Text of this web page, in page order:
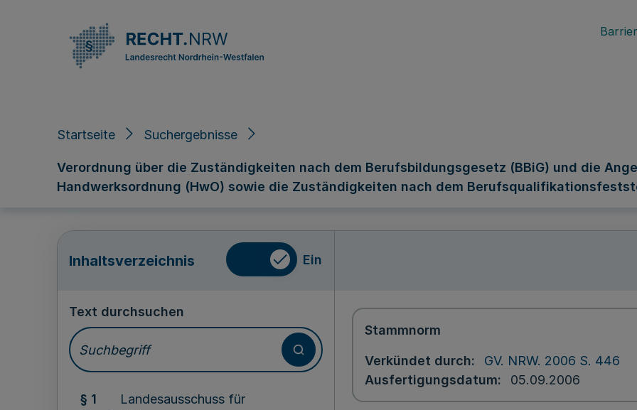
Startseite Suchergebnisse
Verordnung über die Zuständigkeiten nach dem Berufsbildungsgesetz (BBiG) und die
Handwerksordnung (HwO) sowie die Zuständigkeiten nach dem
Inhaltsverzeichnis Ein
Text durchsuchen
§ 1
Landesausschuss für
Stammnorm
Verkündet durch
GV. NRW. 2006 S. 446
Ausfertigungsdatum
05.09.2006